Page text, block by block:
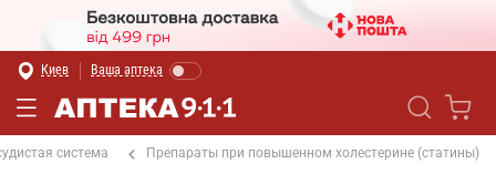
Киев Ваша аптека
система Препараты при повышенном холестерине (статины)